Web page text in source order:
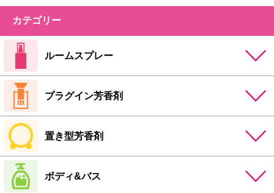
カテゴリー
ルームスプレー
プラグイン芳香剤
置き型芳香剤
ボディ&バス